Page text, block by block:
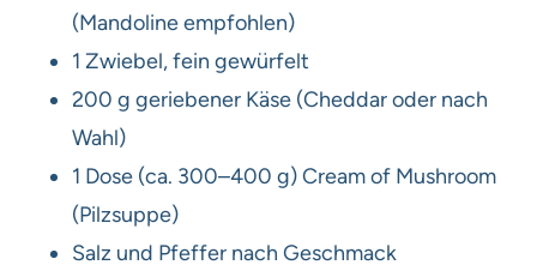
(Mandoline empfohlen)
1 Zwiebel, fein gewürfelt
200 g geriebener Käse (Cheddar oder nach
Wahl)
1 Dose (ca. 300–400 g) Cream of Mushroom
(Pilzsuppe)
Salz und Pfeffer nach Geschmack